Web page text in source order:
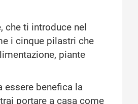
che ti introduce nel
i cinque pilastri che
piante
essere benefica la
portare a casa come